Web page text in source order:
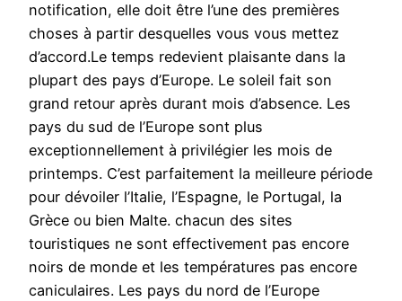
notification, elle doit être l’une des premières
choses à partir desquelles vous vous mettez
d’accord.Le temps redevient plaisante dans la
plupart des pays d’Europe. Le soleil fait son
grand retour après durant mois d’absence. Les
pays du sud de l’Europe sont plus
exceptionnellement à privilégier les mois de
printemps. C’est parfaitement la meilleure période
pour dévoiler l’Italie, l’Espagne, le Portugal, la
Grèce ou bien Malte. chacun des sites
touristiques ne sont effectivement pas encore
noirs de monde et les températures pas encore
caniculaires. Les pays du nord de l’Europe